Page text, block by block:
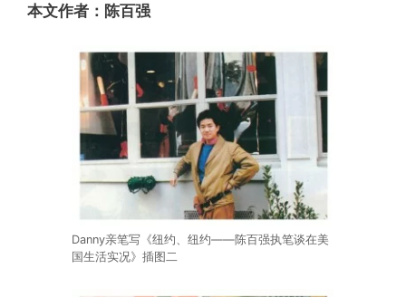
本文作者：陈百强
Danny亲笔写《纽约、纽约——陈百强执笔谈在美
国生活实况》插图二